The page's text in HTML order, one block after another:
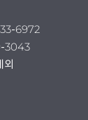
6972
3043
외